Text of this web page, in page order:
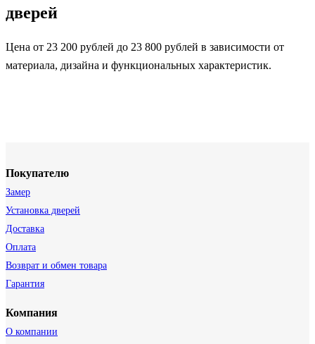
дверей
Цена от 23 200 рублей до 23 800 рублей в зависимости от
материала, дизайна и функциональных характеристик.
Покупателю
Замер
Установка дверей
Доставка
Оплата
Возврат и обмен товара
Гарантия
Компания
О компании